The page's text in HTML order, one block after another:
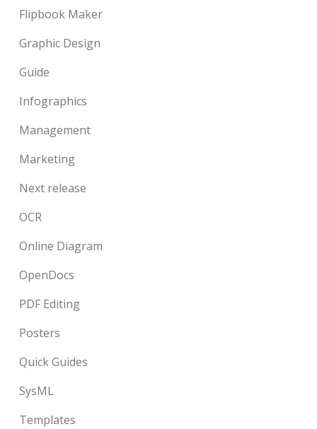
Flipbook Maker
Graphic Design
Guide
Infographics
Management
Marketing
Next release
OCR
Online Diagram
OpenDocs
PDF Editing
Posters
Quick Guides
SysML
Templates